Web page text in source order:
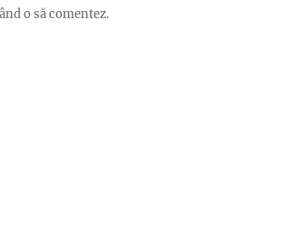
o să comentez.